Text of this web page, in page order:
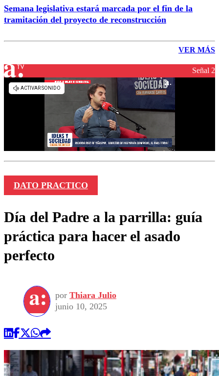
Semana legislativa estará marcada por el fin de la
tramitación del proyecto de reconstrucción
VER MÁS
Señal 2
DATO PRACTICO
Día del Padre a la parrilla: guía
práctica para hacer el asado
perfecto
por Thiara Julio
junio 10, 2025